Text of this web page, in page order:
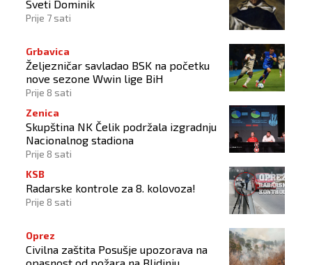
Sveti Dominik
Prije 7 sati
Grbavica
Željezničar savladao BSK na početku
nove sezone Wwin lige BiH
Prije 8 sati
Zenica
Skupština NK Čelik podržala izgradnju
Nacionalnog stadiona
Prije 8 sati
KSB
Radarske kontrole za 8. kolovoza!
Prije 8 sati
Oprez
Civilna zaštita Posušje upozorava na